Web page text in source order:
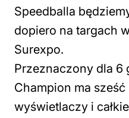
Speedballa
dopiero na targach
Surexpo.
Przeznaczony dla 6
Champion ma
wyświetlaczy i